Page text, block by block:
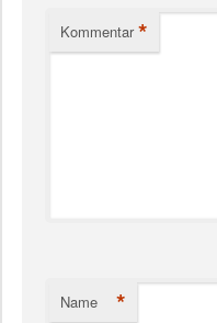
Kommentar *
Name *